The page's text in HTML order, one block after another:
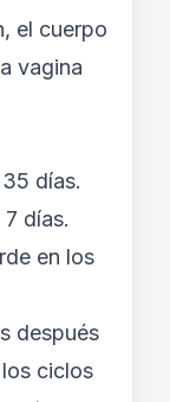
el cuerpo
vagina
días.
días.
en los
después
ciclos